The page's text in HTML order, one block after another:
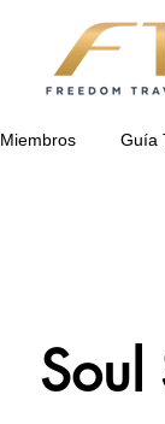
Miembros Guía
Soul